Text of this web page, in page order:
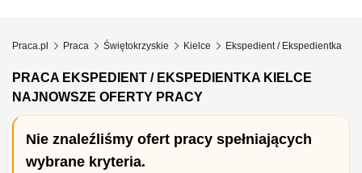
Praca.pl Praca Świętokrzyskie Kielce Ekspedient / Ekspedientka
PRACA EKSPEDIENT / EKSPEDIENTKA KIELCE
NAJNOWSZE OFERTY PRACY
Nie znaleźliśmy ofert pracy spełniających
wybrane kryteria.